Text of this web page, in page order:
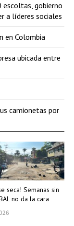
seca! Semanas sin
no da la cara
gobierno
a líderes sociales
en Colombia
ubicada entre
camionetas por